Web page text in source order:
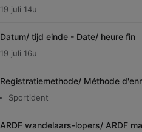
19 juli 14u
Datum/ tijd einde - Date/ heure fin
19 juli 16u
Registratiemethode/ Méthode
Sportident
ARDF wandelaars-lopers/ ARDF